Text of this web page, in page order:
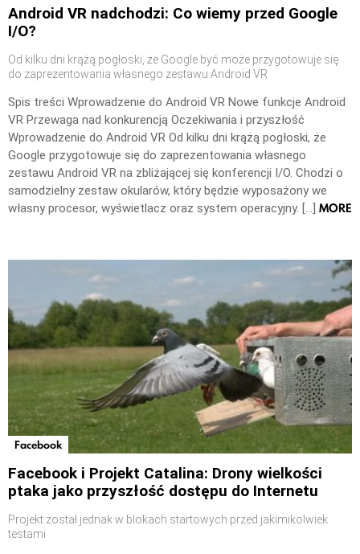
Android VR nadchodzi: Co wiemy przed Google
I/O?
Od kilku dni krążą pogłoski, że Google być może przygotowuje się
do zaprezentowania własnego zestawu Android VR
Spis treści Wprowadzenie do Android VR Nowe funkcje Android
VR Przewaga nad konkurencją Oczekiwania i przyszłość
Wprowadzenie do Android VR Od kilku dni krążą pogłoski, że
Google przygotowuje się do zaprezentowania własnego
zestawu Android VR na zbliżającej się konferencji I/O. Chodzi o
samodzielny zestaw okularów, który będzie wyposażony we
własny procesor, wyświetlacz oraz system operacyjny. […] MORE
Facebook
Facebook i Projekt Catalina: Drony wielkości
ptaka jako przyszłość dostępu do Internetu
Projekt został jednak w blokach startowych przed jakimikolwiek
testami